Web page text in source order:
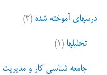
درسهای آموخته شده (۳)
تحلیلها (۱)
جامعه شناسی کار و مدیریت